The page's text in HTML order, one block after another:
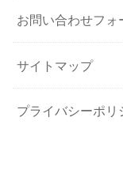
お問い合わせフォ
サイトマップ
プライバシーポリ